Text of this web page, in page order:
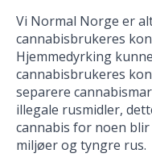
Vi Normal Norge er
cannabisbrukeres
Hjemmedyrking
cannabisbrukeres
separere
illegale rusmidler,
cannabis for noen
miljøer og tyngre rus.